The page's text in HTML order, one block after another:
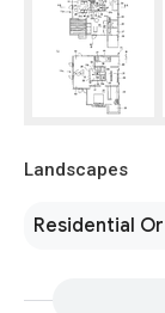
Landscapes
Residential